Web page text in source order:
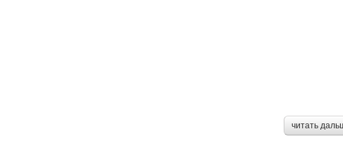
читать